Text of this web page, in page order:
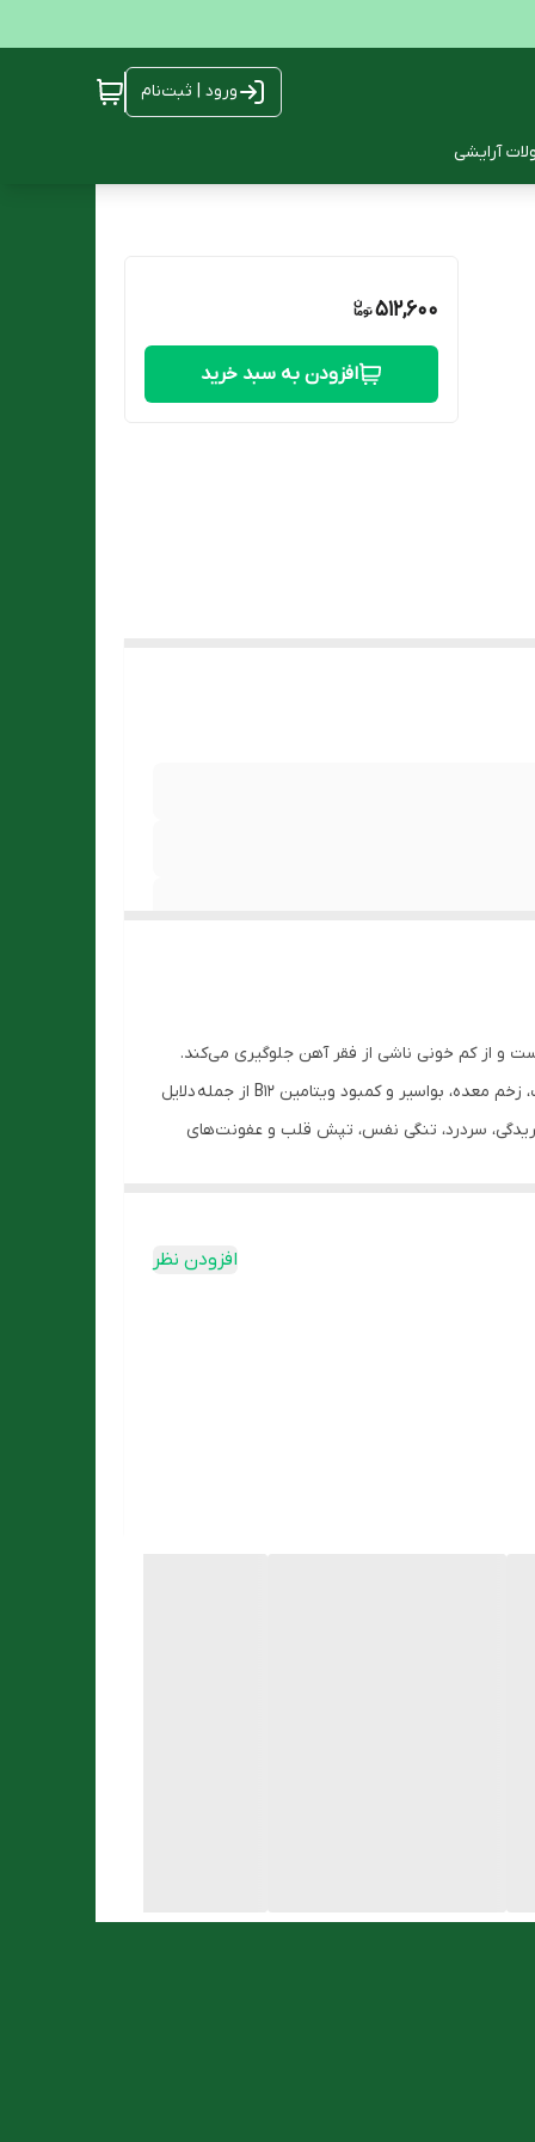
ورود | ثبت‌نام
آرایشی
512,600
افزودن به سبد خرید
از کم خونی ناشی از فقر آهن جلوگیری می‌کند.
خونریزی‌های داخلی، رژیم غذایی نامناسب، کمبود فولات، مصرف بیش از حد چای، خونریزی شدید در دوران قاعدگی، ابتلا به بیماری سلیاک، زخم معده، بواسیر و کمبود ویتامین B۱۲ از جمله دلایل
سردرد، تنگی نفس، تپش قلب و عفونت‌های
افزودن نظر